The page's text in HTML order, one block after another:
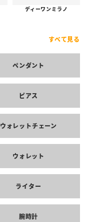
ディーワンミラノ
すべて見る
ペンダント
ピアス
ウォレットチェーン
ウォレット
ライター
腕時計